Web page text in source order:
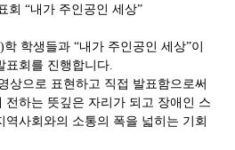
회 “내가 주인공인 세상”
학생들과 “내가 주인공인 세상”이
표회를 진행합니다.
상으로 표현하고 직접 발표함으로써
전하는 뜻깊은 자리가 되고 장애인 스
역사회와의 소통의 폭을 넓히는 기회